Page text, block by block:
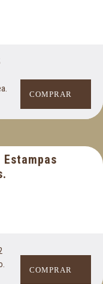
COMPRAR
Estampas
COMPRAR